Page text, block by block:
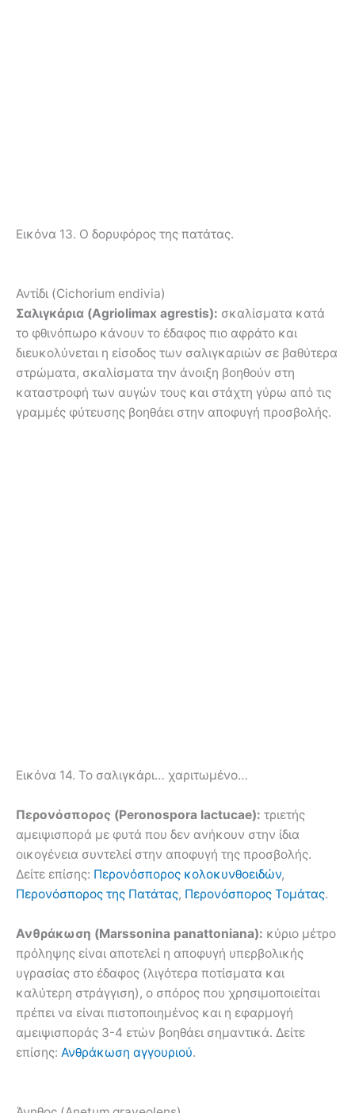
Εικόνα 13. Ο δορυφόρος της πατάτας.
Αντίδι (Cichorium endivia)
Σαλιγκάρια (Agriolimax agrestis): σκαλίσματα κατά
το φθινόπωρο κάνουν το έδαφος πιο αφράτο και
διευκολύνεται η είσοδος των σαλιγκαριών σε βαθύτερα
στρώματα, σκαλίσματα την άνοιξη βοηθούν στη
καταστροφή των αυγών τους και στάχτη γύρω από τις
γραμμές φύτευσης βοηθάει στην αποφυγή προσβολής.
Εικόνα 14. Το σαλιγκάρι… χαριτωμένο…
Περονόσπορος (Peronospora lactucae): τριετής
αμειψισπορά με φυτά που δεν ανήκουν στην ίδια
οικογένεια συντελεί στην αποφυγή της προσβολής.
Δείτε επίσης: Περονόσπορος κολοκυνθοειδών,
Περονόσπορος της Πατάτας, Περονόσπορος Τομάτας.
Ανθράκωση (Marssonina panattoniana): κύριο μέτρο
πρόληψης είναι αποτελεί η αποφυγή υπερβολικής
υγρασίας στο έδαφος (λιγότερα ποτίσματα και
καλύτερη στράγγιση), ο σπόρος που χρησιμοποιείται
πρέπει να είναι πιστοποιημένος και η εφαρμογή
αμειψισποράς 3-4 ετών βοηθάει σημαντικά. Δείτε
επίσης: Ανθράκωση αγγουριού.